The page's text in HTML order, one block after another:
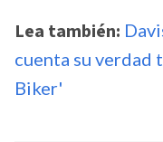
Lea también:
cuenta su verdad
Biker'